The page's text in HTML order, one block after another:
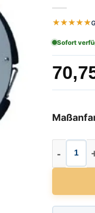
★★★★★
Sofort
Stahl